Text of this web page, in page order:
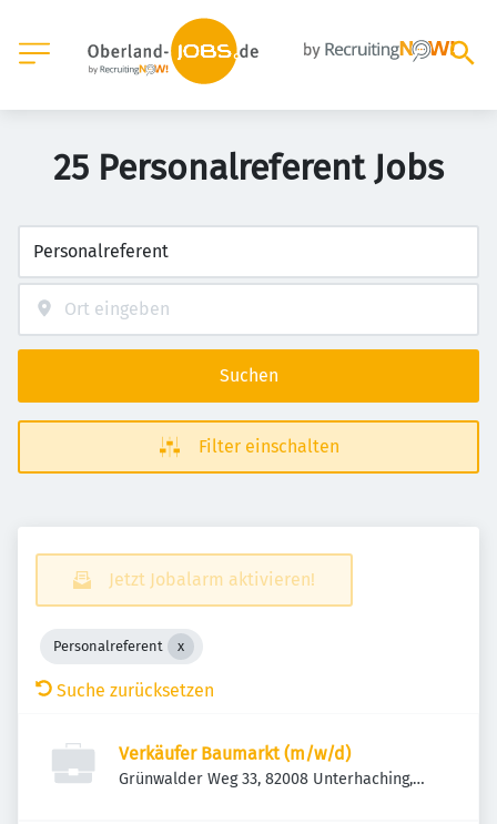
25 Personalreferent Jobs
Suchen
Filter einschalten
Jetzt Jobalarm aktivieren!
Personalreferent
Suche zurücksetzen
Verkäufer Baumarkt (m/w/d)
Grünwalder Weg 33, 82008 Unterhaching,